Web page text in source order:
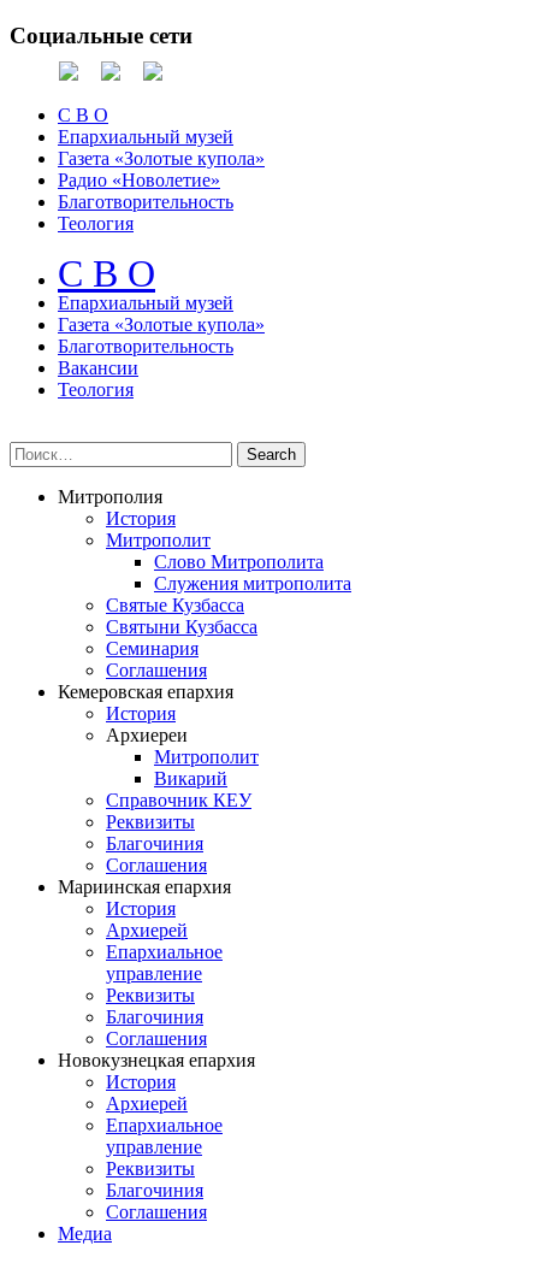
Социальные сети
С В О
Епархиальный музей
Газета «Золотые купола»
Радио «Новолетие»
Благотворительность
Теология
С В О
Епархиальный музeй
Газета «Золотые купола»
Благотворительность
Вакансии
Теология
Митрополия
История
Митрополит
Слово Митрополита
Служения митрополита
Святые Кузбасса
Святыни Кузбасса
Семинария
Соглашения
Кемеровская епархия
История
Архиереи
Митрополит
Викарий
Справочник КЕУ
Реквизиты
Благочиния
Соглашения
Мариинская епархия
История
Архиерей
Епархиальное
управление
Реквизиты
Благочиния
Соглашения
Новокузнецкая епархия
История
Архиерей
Епархиальное
управление
Реквизиты
Благочиния
Соглашения
Медиа